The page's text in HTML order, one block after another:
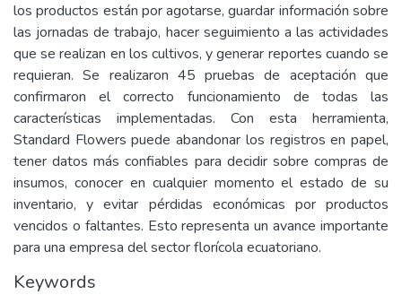
los productos están por agotarse, guardar información sobre
las jornadas de trabajo, hacer seguimiento a las actividades
que se realizan en los cultivos, y generar reportes cuando se
requieran. Se realizaron 45 pruebas de aceptación que
confirmaron el correcto funcionamiento de todas las
características implementadas. Con esta herramienta,
Standard Flowers puede abandonar los registros en papel,
tener datos más confiables para decidir sobre compras de
insumos, conocer en cualquier momento el estado de su
inventario, y evitar pérdidas económicas por productos
vencidos o faltantes. Esto representa un avance importante
para una empresa del sector florícola ecuatoriano.
Keywords